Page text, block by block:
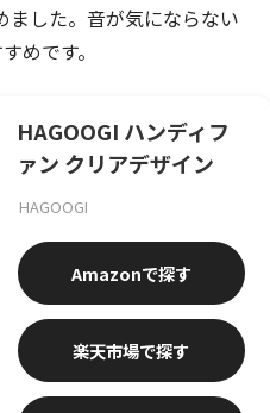
ました。音が気にならない
めです。
HAGOOGI ハンディフ
ァン クリアデザイン
HAGOOGI
楽天市場
Amazon